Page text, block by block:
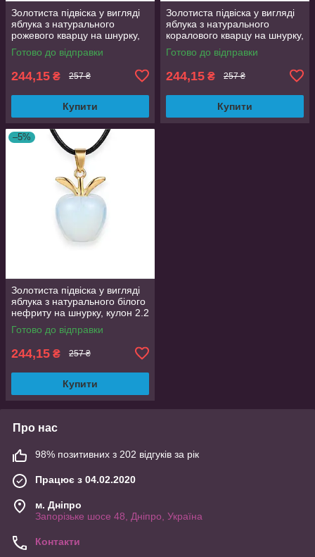
Золотиста підвіска у вигляді
яблука з натурального
рожевого кварцу на шнурку,
кулон 2.2 см
Готово до відправки
244,15 ₴ 257 ₴
Купити
Золотиста підвіска у вигляді
яблука з натурального
коралового кварцу на шнурку,
кулон 2.2 см
Готово до відправки
244,15 ₴ 257 ₴
Купити
–5%
Золотиста підвіска у вигляді
яблука з натурального білого
нефриту на шнурку, кулон 2.2
см
Готово до відправки
244,15 ₴ 257 ₴
Купити
Про нас
98% позитивних з 202 відгуків за рік
Працює з 04.02.2020
м. Дніпро
Запорізьке шосе 48, Дніпро, Україна
Контакти